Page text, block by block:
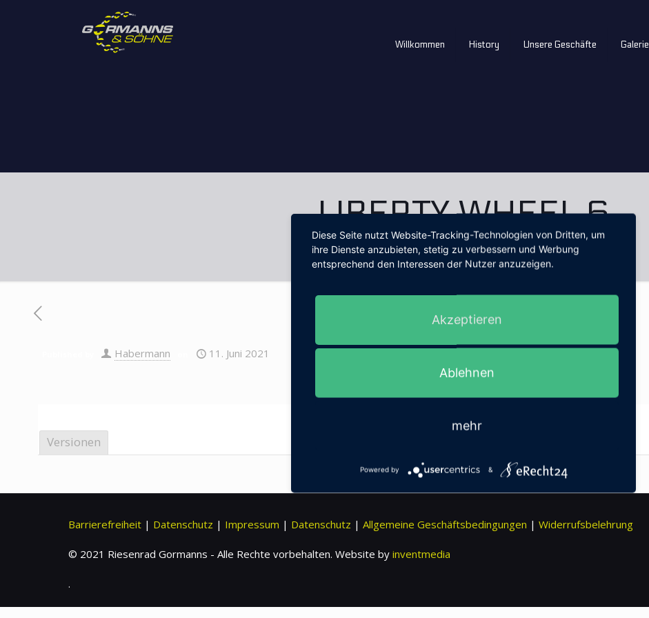
Willkommen History Unsere Geschäfte Galerie
LIBERTY WHEEL 6
Home Memphis Documents Posts Liberty Wheel 6
Habermann 11. Juni 2021
Versionen
Barrierefreiheit | Datenschutz | Impressum | Datenschutz | Allgemeine Geschäftsbedingungen | Widerrufsbelehrung
© 2021 Riesenrad Gormanns - Alle Rechte vorbehalten. Website by inventmedia
.
Diese Seite nutzt Website-Tracking-Technologien von Dritten, um
ihre Dienste anzubieten, stetig zu verbessern und Werbung
entsprechend den Interessen der Nutzer anzuzeigen.
Akzeptieren
Ablehnen
mehr
Powered by &